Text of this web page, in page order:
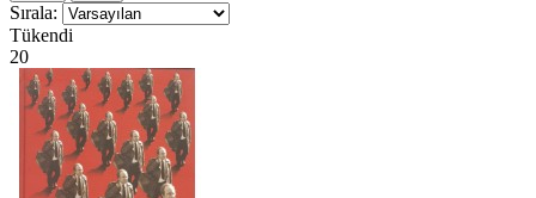
Sırala:
Tükendi
20